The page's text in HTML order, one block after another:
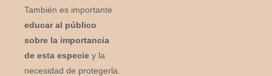
También es importante
educar al público
sobre la importancia
de esta especie y la
necesidad de protegerla.